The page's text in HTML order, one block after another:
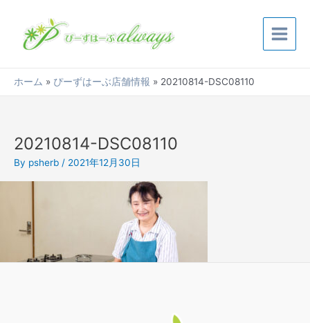
Menu
ホーム ぴーずはーぶ店舗情報 20210814-DSC08110
20210814-DSC08110
By psherb / 2021年12月30日